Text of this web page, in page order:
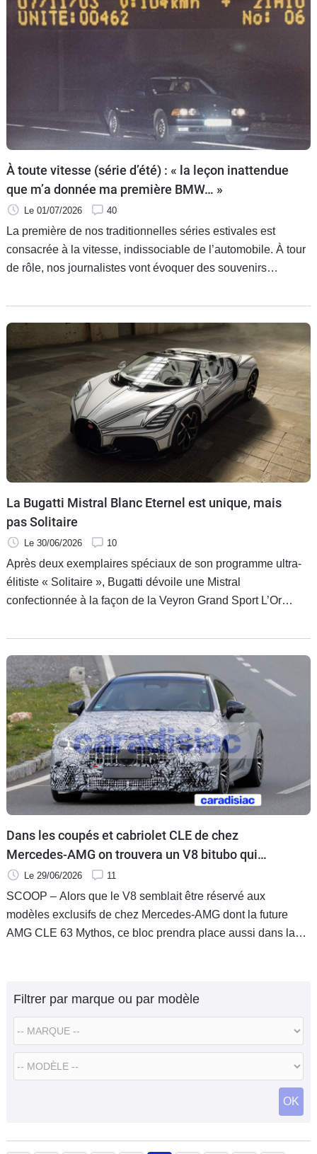
À toute vitesse (série d’été) : « la leçon inattendue
que m’a donnée ma première BMW… »
Le 01/07/2026 40
La première de nos traditionnelles séries estivales est
consacrée à la vitesse, indissociable de l’automobile. À tour
de rôle, nos journalistes vont évoquer des souvenirs
volant de véhicules divers et dans des circonstances
variées. Des moments qui les ont suffisamment marqués
pour qu’ils s’en souviennent encore des années plus tard,
même s’il n’est pas question ici de glorifier des attitudes
répréhensibles. Dans ce deuxième volet, vous découvrirez
que la vitesse n’est pas forcément gage de sensations, sauf
quand un flash vous envoie une décharge d’adrénaline !
La Bugatti Mistral Blanc Eternel est unique, mais
pas Solitaire
Le 30/06/2026 10
Après deux exemplaires spéciaux de son programme ultra-
élitiste « Solitaire », Bugatti dévoile une Mistral
confectionnée à la façon de la Veyron Grand Sport L’Or
l’exclusivité chez le constructeur de Molsheim.
Dans les coupés et cabriolet CLE de chez
Mercedes-AMG on trouvera un V8 bitubo qui
devrait développer dans 585 ch !
Le 29/06/2026 11
SCOOP – Alors que le V8 semblait être réservé aux
modèles exclusifs de chez Mercedes-AMG dont la future
AMG CLE 63 Mythos, ce bloc prendra place aussi dans la
Filtrer par marque ou par modèle
OK